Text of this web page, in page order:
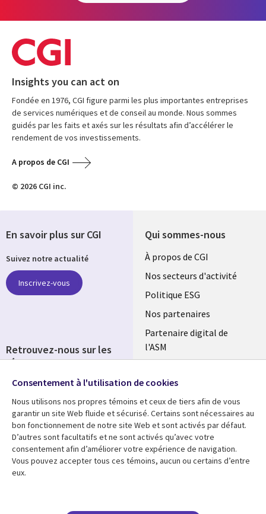
Insights you can act on
Fondée en 1976, CGI figure parmi les plus importantes entreprises
de services numériques et de conseil au monde. Nous sommes
guidés par les faits et axés sur les résultats afin d’accélérer le
rendement de vos investissements.
A propos de CGI
© 2026 CGI inc.
Qui sommes-nous
Useful
links
FRANCE
À propos de CGI
Nos secteurs d'activité
Politique ESG
Nos partenaires
Partenaire digital de
l'ASM
Fusions
Ressources
Library
Links
Articles
Blog
Support
Legal
Accessibilité
conditions juridiques
En savoir plus sur CGI
Suivez notre actualité
Inscrivez-vous
Retrouvez-nous sur les
réseaux
Social
Media
FRANCE
Consentement à l'utilisation de cookies
Nous utilisons nos propres témoins et ceux de tiers afin de vous
garantir un site Web fluide et sécurisé. Certains sont nécessaires au
bon fonctionnement de notre site Web et sont activés par défaut.
D’autres sont facultatifs et ne sont activés qu’avec votre
consentement afin d’améliorer votre expérience de navigation.
Vous pouvez accepter tous ces témoins, aucun ou certains d’entre
eux.